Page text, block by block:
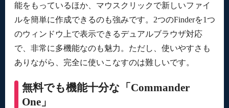
能をもっているほか、マウスクリックで新しいファイ
ルを簡単に作成できるのも強みです。2つのFinderを1つ
のウィンドウ上で表示できるデュアルブラウザ対応
で、非常に多機能なのも魅力。ただし、使いやすさも
ありながら、完全に使いこなすのは難しいです。
無料でも機能十分な「Commander
One」